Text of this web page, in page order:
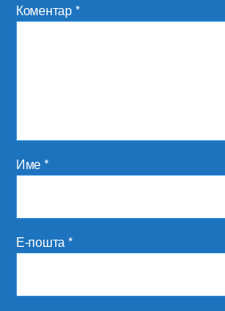
Коментар*
Име*
Е-пошта*